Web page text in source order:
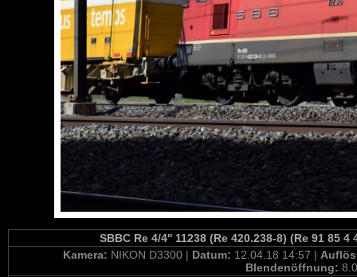
SBBC Re 4/4'' 11238 (Re 420.238-8) (Re 91 85
Kamera: NIKON D3300 | Datum: 12.04.18 14:57 |
Blendenöffnung: